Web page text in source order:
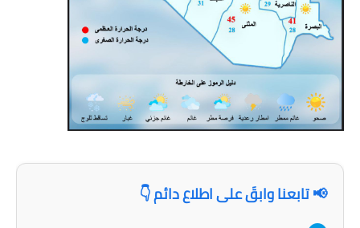
المرحلة الابتدائية
المرحلة الاعدادية
الجامعات
اخبار وقرارات وزارة التعليم
العالي
📢 تابعنا وابقَ على اطلاع دائم 👇